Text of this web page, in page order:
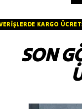
KARGO
SON